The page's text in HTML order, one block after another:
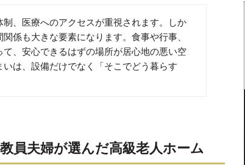
、医療へのアクセスが重視されます。しか
係も大きな要素になります。食事や行事、
、安心できるはずの場所が居心地の悪い空
は、設備だけでなく「そこでどう暮らす
員夫婦が選んだ高級老人ホーム